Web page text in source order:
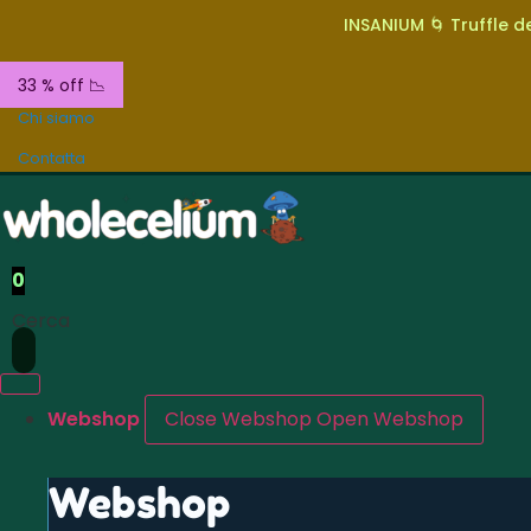
INSANIUM 🌀 Truffle
33 % off 📉
Chi siamo
Contatta
0
Cerca
Webshop Close Webshop Open Webshop
Webshop